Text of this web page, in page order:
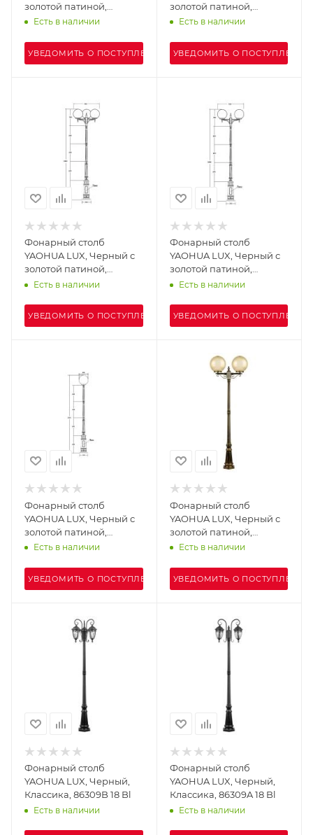
золотой патиной,
Классика, 88210PGB 16L
Есть в наличии
УВЕДОМИТЬ О ПОСТУПЛЕНИИ
золотой патиной,
Классика, 88210PGA 16L
Есть в наличии
УВЕДОМИТЬ О ПОСТУПЛЕНИИ
Фонарный столб
YAOHUA LUX, Черный с
золотой патиной,
Классика, 88210PGB 09
Есть в наличии
УВЕДОМИТЬ О ПОСТУПЛЕНИИ
Фонарный столб
YAOHUA LUX, Черный с
золотой патиной,
Классика, 88210PGA 09
Есть в наличии
УВЕДОМИТЬ О ПОСТУПЛЕНИИ
Фонарный столб
YAOHUA LUX, Черный с
золотой патиной,
Классика, 88210PG Е7 Gb
Есть в наличии
УВЕДОМИТЬ О ПОСТУПЛЕНИИ
Фонарный столб
YAOHUA LUX, Черный с
золотой патиной,
Классика, 88209PGA Gb
Есть в наличии
УВЕДОМИТЬ О ПОСТУПЛЕНИИ
Фонарный столб
YAOHUA LUX, Черный,
Классика, 86309B 18 Bl
Есть в наличии
Фонарный столб
YAOHUA LUX, Черный,
Классика, 86309A 18 Bl
Есть в наличии